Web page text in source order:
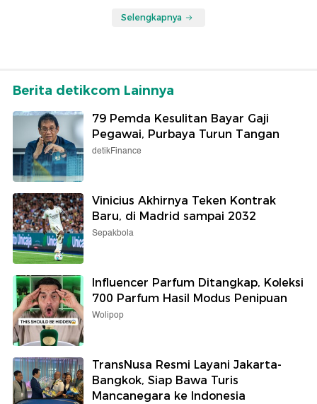
Selengkapnya
Berita detikcom Lainnya
79 Pemda Kesulitan Bayar Gaji
Pegawai, Purbaya Turun Tangan
detikFinance
Vinicius Akhirnya Teken Kontrak
Baru, di Madrid sampai 2032
Sepakbola
Influencer Parfum Ditangkap, Koleksi
700 Parfum Hasil Modus Penipuan
Wolipop
TransNusa Resmi Layani Jakarta-
Bangkok, Siap Bawa Turis
Mancanegara ke Indonesia